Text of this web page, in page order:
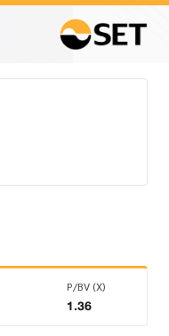
P/BV (X)
1.36